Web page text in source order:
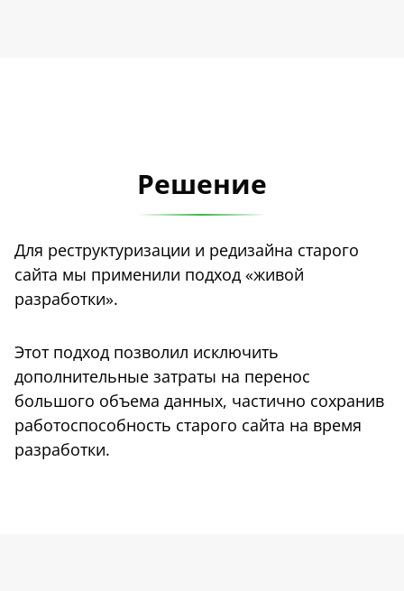
Решение
Для реструктуризации и редизайна старого
сайта мы применили подход «живой
разработки».
Этот подход позволил исключить
дополнительные затраты на перенос
большого объема данных, частично сохранив
работоспособность старого сайта на время
разработки.